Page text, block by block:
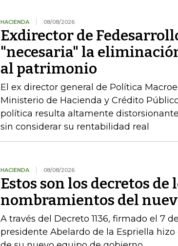
HACIENDA 08/08/2026
Exdirector de
"necesaria" la
al patrimonio
El ex director general de Política
Ministerio de Hacienda y Crédito
política resulta altamente
sin considerar su rentabilidad real
HACIENDA 08/08/2026
Estos son los decretos
nombramientos del
A través del Decreto 1136, firmado el 7
presidente Abelardo de la Espriella